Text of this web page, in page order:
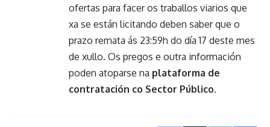
ofertas para facer os traballos viarios que
xa se están licitando deben saber que o
prazo remata ás 23:59h do día 17 deste mes
de xullo. Os pregos e outra información
poden atoparse na plataforma de
contratación co Sector Público.